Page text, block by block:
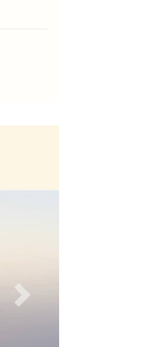
Next